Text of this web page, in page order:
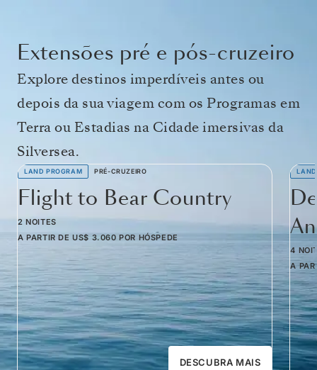
Extensões pré e pós-cruzeiro
Explore destinos imperdíveis antes ou
depois da sua viagem com os Programas em
Terra ou Estadias na Cidade imersivas da
Silversea.
LAND PROGRAM PRÉ-CRUZEIRO
Flight to Bear Country
2 NOITES
A PARTIR DE US$ 3.060 POR HÓSPEDE
DESCUBRA MAIS
4
A